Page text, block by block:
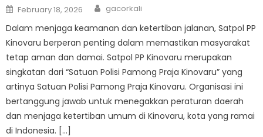
Posted
on
February 18, 2026 Author
gacorkali
Dalam menjaga keamanan dan ketertiban jalanan, Satpol PP
Kinovaru berperan penting dalam memastikan masyarakat
tetap aman dan damai. Satpol PP Kinovaru merupakan
singkatan dari “Satuan Polisi Pamong Praja Kinovaru” yang
artinya Satuan Polisi Pamong Praja Kinovaru. Organisasi ini
bertanggung jawab untuk menegakkan peraturan daerah
dan menjaga ketertiban umum di Kinovaru, kota yang ramai
di Indonesia. […]